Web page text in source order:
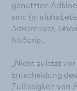
genutzten
sind (in
AdRemover,
NoScript.
„Nicht zuletzt
Entscheidung
Zulässigkeit von